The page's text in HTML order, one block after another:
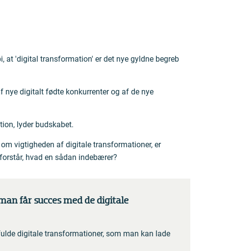
'digital transformation' er det nye gyldne begreb
nye digitalt fødte konkurrenter og af de nye
lyder budskabet.
vigtigheden af digitale transformationer, er
hvad en sådan indebærer?
får succes med de digitale
digitale transformationer, som man kan lade